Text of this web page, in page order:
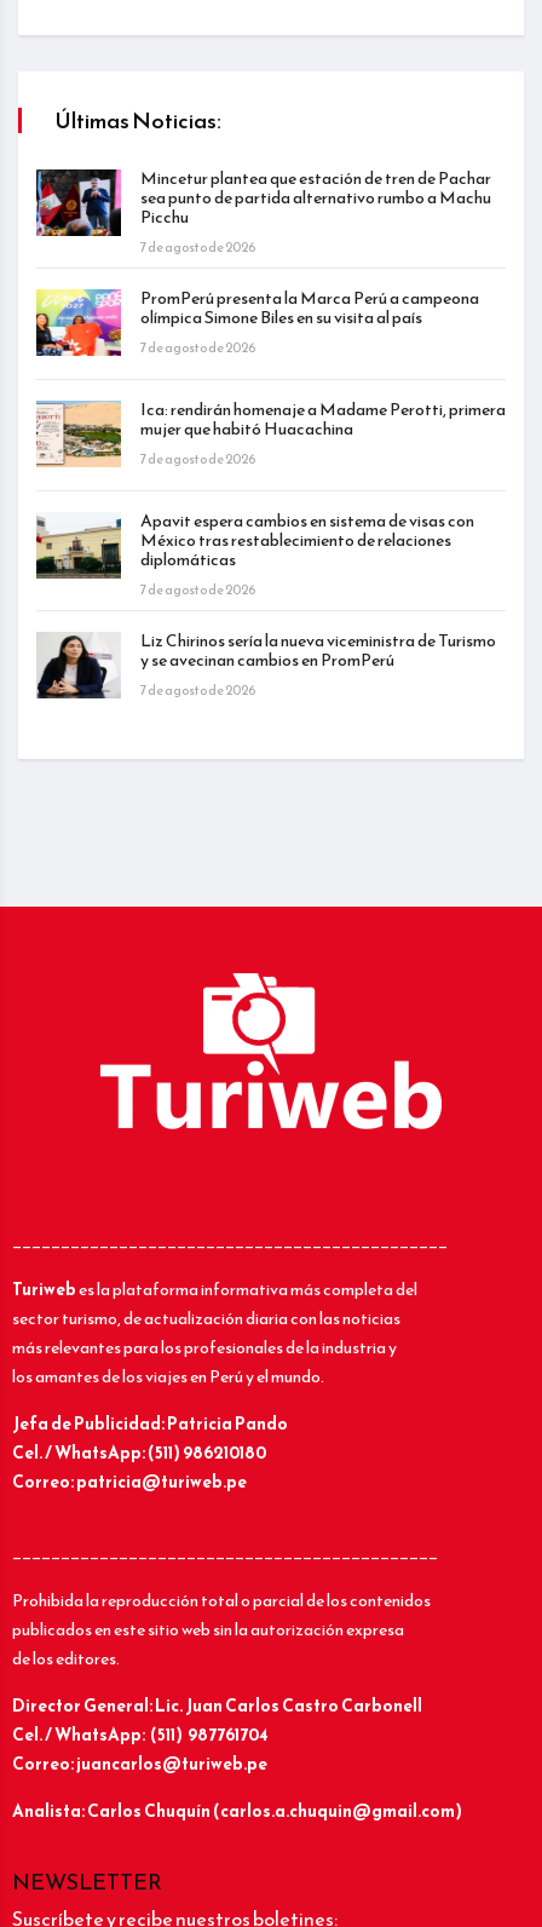
Últimas Noticias:
Mincetur plantea que estación de tren de Pachar
sea punto de partida alternativo rumbo a Machu
Picchu
7 de agosto de 2026
PromPerú presenta la Marca Perú a campeona
olímpica Simone Biles en su visita al país
7 de agosto de 2026
Ica: rendirán homenaje a Madame Perotti, primera
mujer que habitó Huacachina
7 de agosto de 2026
Apavit espera cambios en sistema de visas con
México tras restablecimiento de relaciones
diplomáticas
7 de agosto de 2026
Liz Chirinos sería la nueva viceministra de Turismo
y se avecinan cambios en PromPerú
7 de agosto de 2026
_____________________________________________
Turiwebes la plataforma informativa más completa del
sector turismo, de actualización diaria con las noticias
más relevantes para los profesionales de la industria y
los amantes de los viajes en Perú y el mundo.
Jefa de Publicidad: Patricia Pando
Cel. / WhatsApp: (511) 986210180
Correo: patricia@turiweb.pe
____________________________________________
Prohibida la reproducción total o parcial de los contenidos
publicados en este sitio web sin la autorización expresa
de los editores.
Director General: Lic.Juan Carlos Castro Carbonell
Cel. / WhatsApp: (511) 987761704
Correo: juancarlos@turiweb.pe
Analista: Carlos Chuquín (carlos.a.chuquin@gmail.com)
NEWSLETTER
Suscríbete y recibe nuestros boletines: